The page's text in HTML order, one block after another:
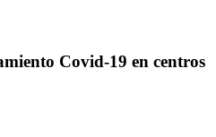
Covid-19 en centros